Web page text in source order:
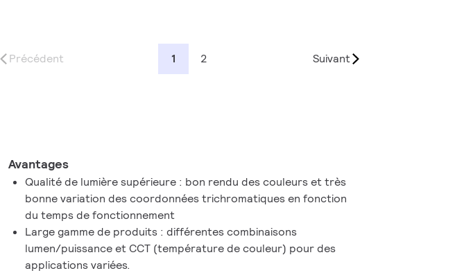
Précédent 1 2 Suivant
Avantages
Qualité de lumière supérieure : bon rendu des couleurs et très
bonne variation des coordonnées trichromatiques en fonction
du temps de fonctionnement
Large gamme de produits : différentes combinaisons
lumen/puissance et CCT (température de couleur) pour des
applications variées.